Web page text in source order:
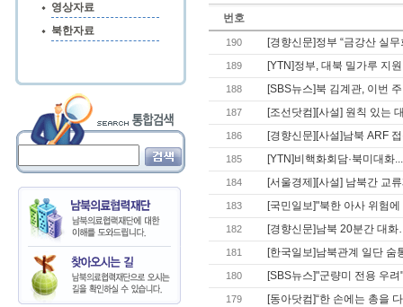
영상자료
북한자료
번호
190 [경향신문]정부 “금강산 실
189 [YTN]정부, 대북 밀가루 지
188 [SBS뉴스]북 김계관, 이번
187 [조선닷컴][사설] 원칙 있는
186 [경향신문][사설]남북 ARF
185 [YTN]비핵화회담·북미대화
184 [서울경제][사설] 남북간 교
183 [국민일보]"북한 아사 위험
182 [경향신문]남북 20분간 대화
181 [한국일보]남북관계 일단
180 [SBS뉴스]"군량미 전용 우
179 [동아닷컴]“한 손에는 총을